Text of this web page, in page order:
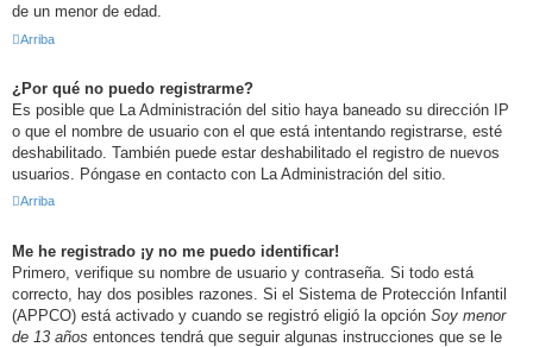
de un menor de edad.
Arriba
¿Por qué no puedo registrarme?
Es posible que La Administración del sitio haya baneado su dirección IP
o que el nombre de usuario con el que está intentando registrarse, esté
deshabilitado. También puede estar deshabilitado el registro de nuevos
usuarios. Póngase en contacto con La Administración del sitio.
Arriba
Me he registrado ¡y no me puedo identificar!
Primero, verifique su nombre de usuario y contraseña. Si todo está
correcto, hay dos posibles razones. Si el Sistema de Protección Infantil
(APPCO) está activado y cuando se registró eligió la opción Soy menor
de 13 años entonces tendrá que seguir algunas instrucciones que se le